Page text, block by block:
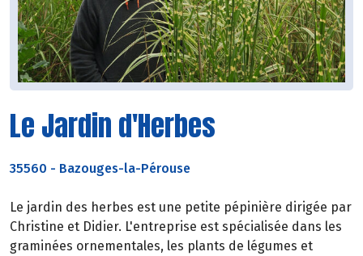
Le Jardin d'Herbes
35560 - Bazouges-la-Pérouse
Le jardin des herbes est une petite pépinière dirigée par
Christine et Didier. L'entreprise est spécialisée dans les
graminées ornementales, les plants de légumes et